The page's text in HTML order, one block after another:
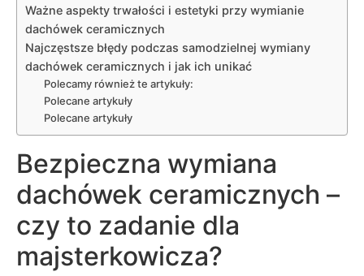
Ważne aspekty trwałości i estetyki przy wymianie
dachówek ceramicznych
Najczęstsze błędy podczas samodzielnej wymiany
dachówek ceramicznych i jak ich unikać
Polecamy również te artykuły:
Polecane artykuły
Polecane artykuły
Bezpieczna wymiana
dachówek ceramicznych –
czy to zadanie dla
majsterkowicza?